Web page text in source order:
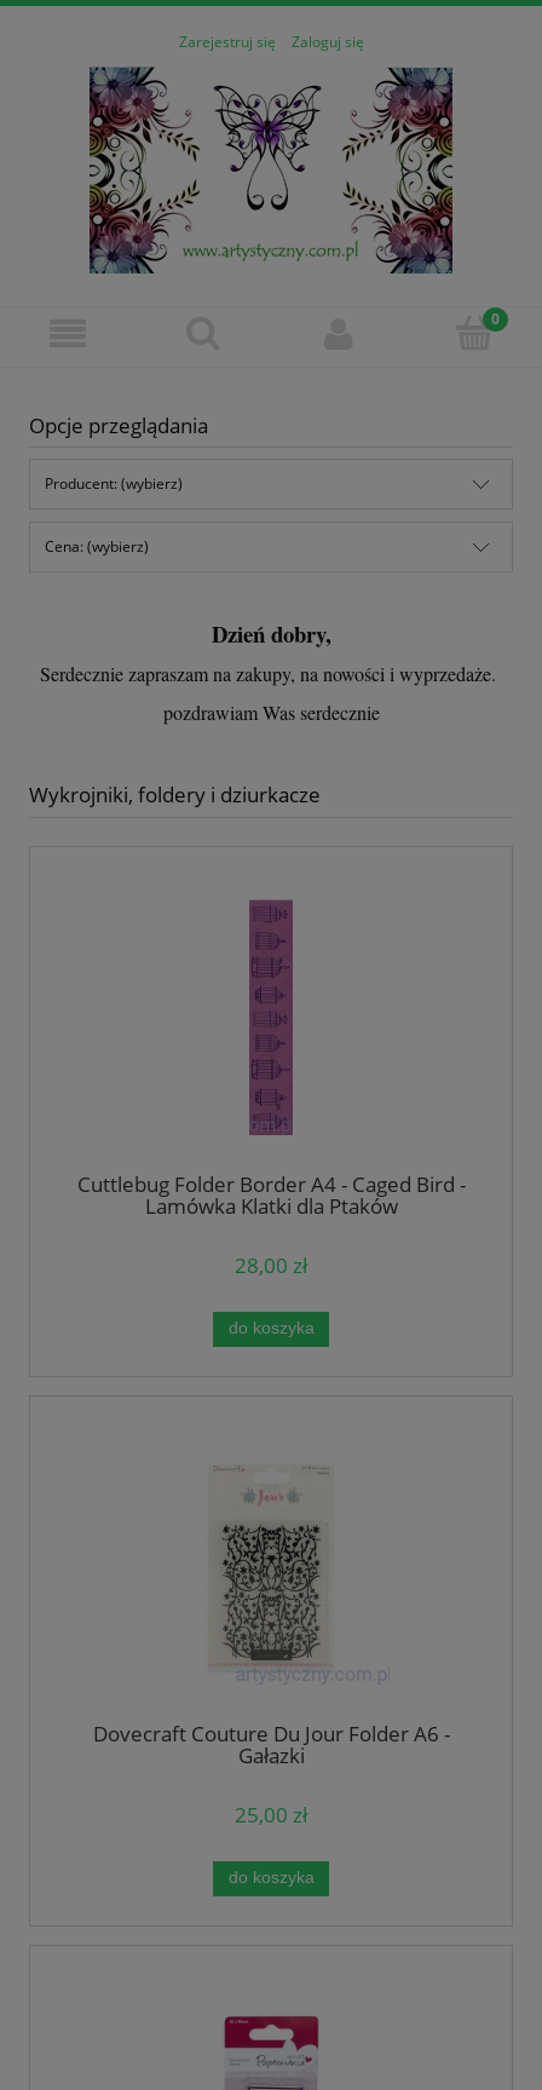
Zarejestruj się Zaloguj się
Opcje przeglądania
Producent: (wybierz)
Cena: (wybierz)
Dzień dobry,
Serdecznie zapraszam na zakupy, na nowości i wyprzedaże.
pozdrawiam Was serdecznie
Wykrojniki, foldery i dziurkacze
Cuttlebug Folder Border A4 - Caged Bird -
Lamówka Klatki dla Ptaków
28,00 zł
do koszyka
Dovecraft Couture Du Jour Folder A6 -
Gałązki
25,00 zł
do koszyka